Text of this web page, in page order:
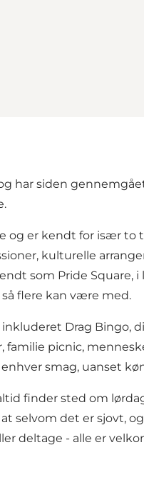
har siden
er kendt for især to
kulturelle
som Pride
flere kan være med.
Drag Bingo,
picnic,
smag, uanset
finder sted om
selvom det er sjovt,
deltage - alle er